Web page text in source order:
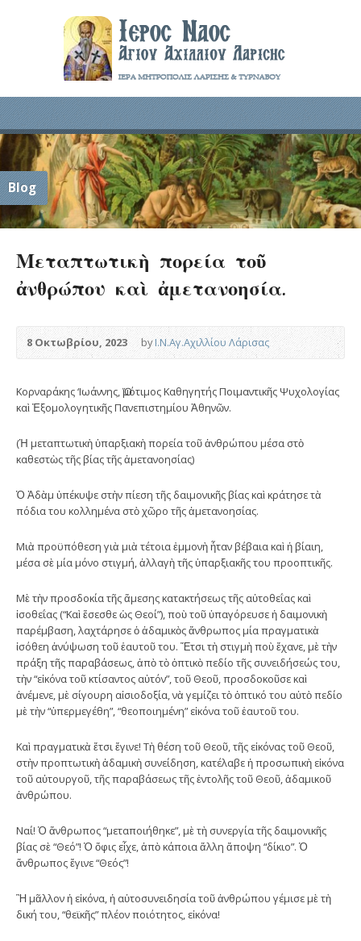
Blog
Μεταπτωτικὴ πορεία τοῦ
ἀνθρώπου καὶ ἀμετανοησία.
8 Οκτωβρίου, 2023 byΙ.Ν.Αγ.Αχιλλίου Λάρισας
Κορναράκης ‘Ιωάννης, Ὅμότιμος Καθηγητής Ποιμαντικῆς Ψυχολογίας
καὶ Ἐξομολογητικῆς Πανεπιστημίου Ἀθηνῶν.
(Ἡ μεταπτωτικὴ ὑπαρξιακὴ πορεία τοῦ ἀνθρώπου μέσα στὸ
καθεστὼς τῆς βίας τῆς ἀμετανοησίας)
Ὁ Ἀδὰμ ὑπέκυψε στὴν πίεση τῆς δαιμονικῆς βίας καὶ κράτησε τὰ
πόδια του κολλημένα στὸ χῶρο τῆς ἀμετανοησίας.
Μιὰ προϋπόθεση γιὰ μιὰ τέτοια ἐμμονὴ ἦταν βέβαια καὶ ἡ βίαιη,
μέσα σὲ μία μόνο στιγμή, ἀλλαγὴ τῆς ὑπαρξιακῆς του προοπτικῆς.
Μὲ τὴν προσδοκία τῆς ἄμεσης κατακτήσεως τῆς αὐτοθεΐας καὶ
ἰσοθεΐας (“Καὶ ἔσεσθε ὡς Θεοί”), ποὺ τοῦ ὑπαγόρευσε ἡ δαιμονικὴ
παρέμβαση, λαχτάρησε ὁ ἀδαμικὸς ἄνθρωπος μία πραγματικὰ
ἰσόθεη ἀνύψωση τοῦ ἑαυτοῦ του. Ἔτσι τὴ στιγμὴ ποὺ ἔχανε, μὲ τὴν
πράξη τῆς παραβάσεως, ἀπὸ τὸ ὀπτικὸ πεδίο τῆς συνειδήσεώς του,
τὴν “εἰκόνα τοῦ κτίσαντος αὐτόν”, τοῦ Θεοῦ, προσδοκοῦσε καὶ
ἀνέμενε, μὲ σίγουρη αἰσιοδοξία, νὰ γεμίζει τὸ ὀπτικό του αὐτὸ πεδίο
μὲ τὴν “ὑπερμεγέθη”, “θεοποιημένη” εἰκόνα τοῦ ἑαυτοῦ του.
Καὶ πραγματικὰ ἔτσι ἔγινε! Τὴ θέση τοῦ Θεοῦ, τῆς εἰκόνας τοῦ Θεοῦ,
στὴν προπτωτικὴ ἀδαμικὴ συνείδηση, κατέλαβε ἡ προσωπικὴ εἰκόνα
τοῦ αὐτουργοῦ, τῆς παραβάσεως τῆς ἐντολῆς τοῦ Θεοῦ, ἀδαμικοῦ
ἀνθρώπου.
Ναί! Ὁ ἄνθρωπος “μεταποιήθηκε”, μὲ τὴ συνεργία τῆς δαιμονικῆς
βίας σὲ “Θεό”! Ὁ ὄφις εἶχε, ἀπὸ κάποια ἄλλη ἄποψη “δίκιο”. Ὁ
ἄνθρωπος ἔγινε “Θεός”!
Ἢ μᾶλλον ἡ εἰκόνα, ἡ αὐτοσυνειδησία τοῦ ἀνθρώπου γέμισε μὲ τὴ
δική του, “θεϊκῆς” πλέον ποιότητος, εἰκόνα!